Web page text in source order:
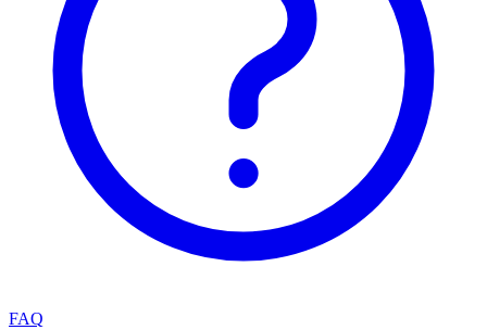
FAQ